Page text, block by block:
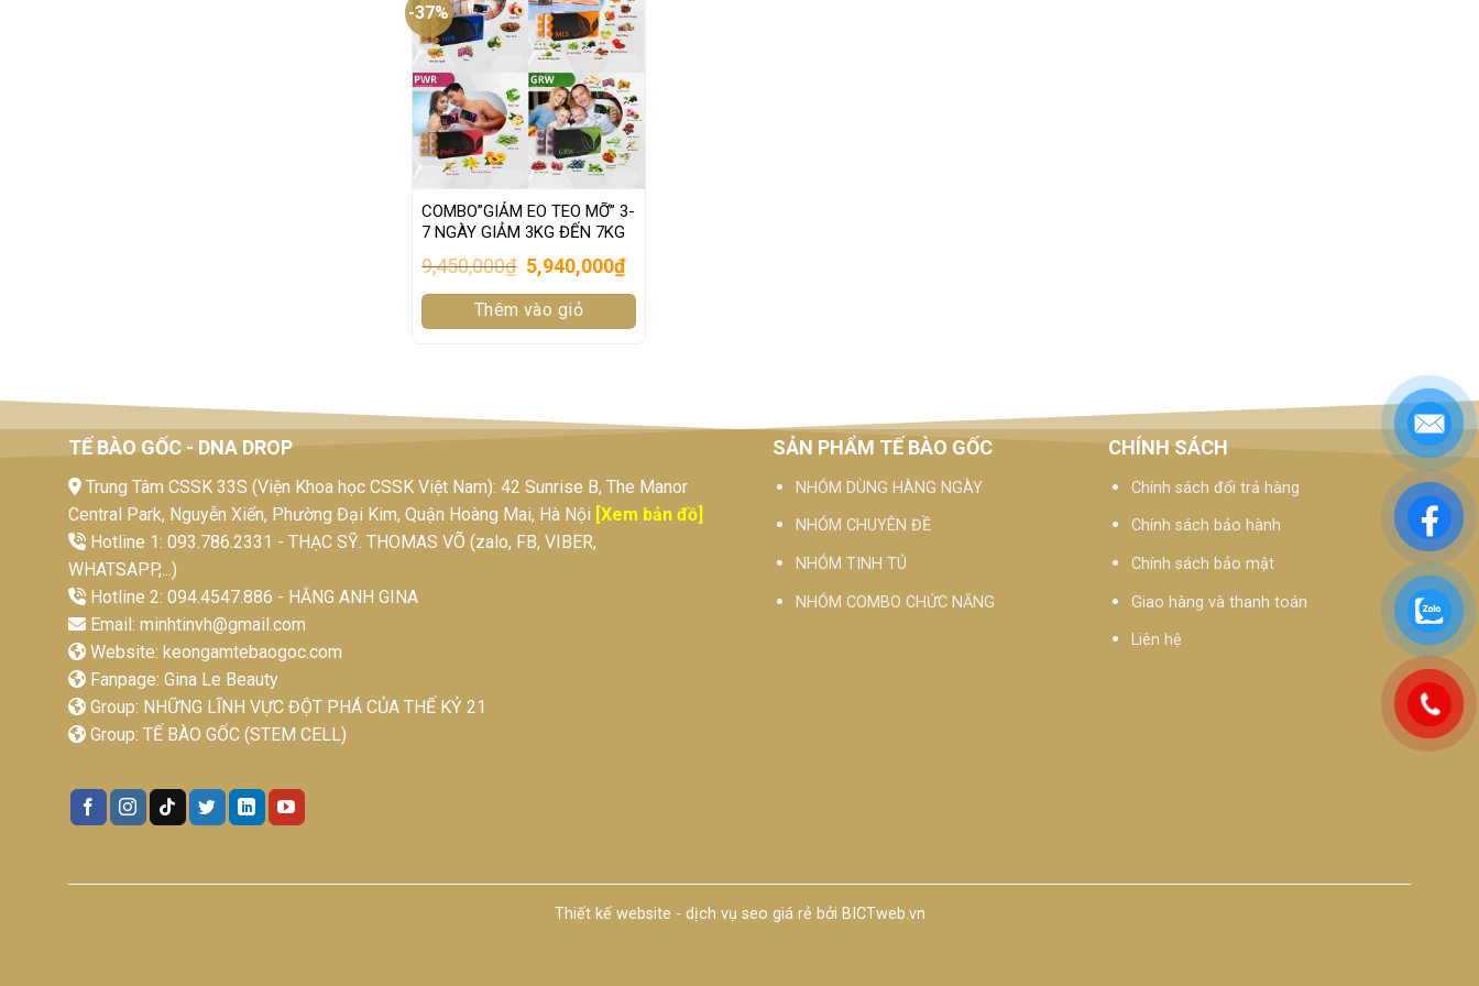
-37%
COMBO”GIẢM EO TEO MỠ” 3-
7 NGÀY GIẢM 3KG ĐẾN 7KG
9,450,000₫ Original
price
was:
9,450,000₫.
5,940,000₫Current
price
is:
Thêm vào giỏ
TẾ BÀO GỐC - DNA DROP
Trung Tâm CSSK 33S (Viện Khoa học CSSK Việt Nam): 42 Sunrise B, The Manor
Central Park, Nguyễn Xiển, Phường Đại Kim, Quận Hoàng Mai, Hà Nội [Xem bản đồ]
Hotline 1: 093.786.2331 - THẠC SỸ. THOMAS VÕ (zalo, FB, VIBER,
WHATSAPP,...)
Hotline 2: 094.4547.886 - HẰNG ANH GINA
Email: minhtinvh@gmail.com
Website: keongamtebaogoc.com
Fanpage: Gina Le Beauty
Group: NHỮNG LĨNH VỰC ĐỘT PHÁ CỦA THẾ KỶ 21
Group: TẾ BÀO GỐC (STEM CELL)
SẢN PHẨM TẾ BÀO GỐC
NHÓM DÙNG HÀNG NGÀY
NHÓM CHUYÊN ĐỀ
NHÓM TINH TÚ
NHÓM COMBO CHỨC NĂNG
CHÍNH SÁCH
Chính sách đổi trả hàng
Chính sách bảo hành
Chính sách bảo mật
Giao hàng và thanh toán
Liên hệ
Thiết kế website - dịch vụ seo giá rẻ bởi BICTweb.vn